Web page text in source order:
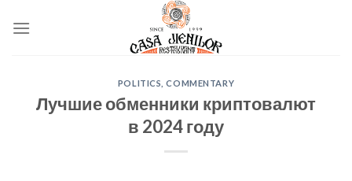
POLITICS, COMMENTARY
Лучшие обменники криптовалют
в 2024 году